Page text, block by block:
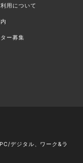
用について
ー募集
デジタル、ワーク&ラ